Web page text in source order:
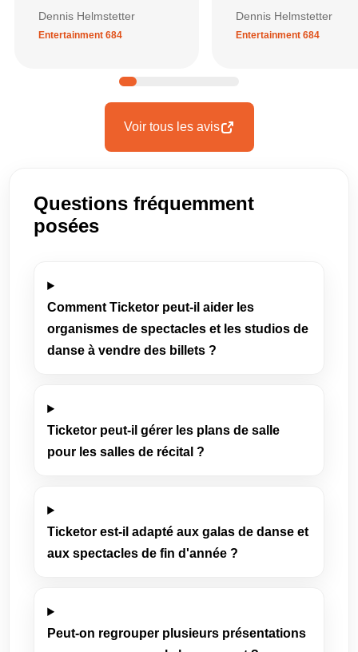
Dennis Helmstetter
Entertainment 684
Dennis Helmstetter
Entertainment 684
Voir tous les avis
Questions fréquemment
posées
Comment Ticketor peut-il aider les
organismes de spectacles et les studios de
danse à vendre des billets ?
Ticketor peut-il gérer les plans de salle
pour les salles de récital ?
Ticketor est-il adapté aux galas de danse et
aux spectacles de fin d'année ?
Peut-on regrouper plusieurs présentations